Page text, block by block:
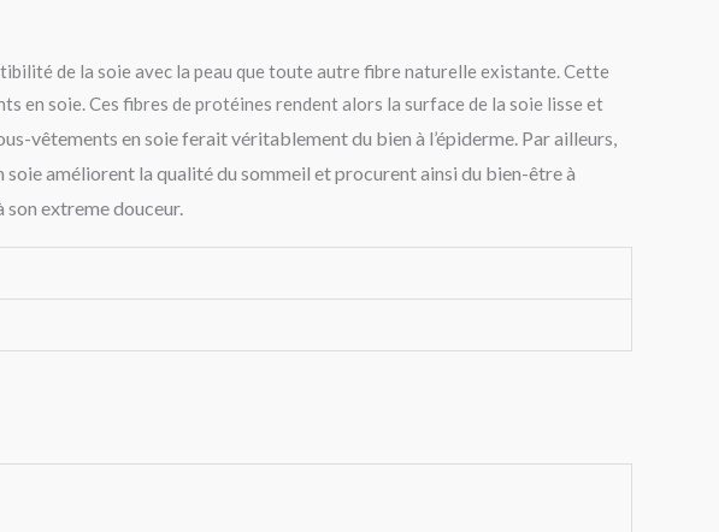
de la soie avec la peau que toute autre fibre naturelle existante. Cette
en soie. Ces fibres de protéines rendent alors la surface de la soie lisse et
vêtements en soie ferait véritablement du bien à l’épiderme. Par ailleurs,
améliorent la qualité du sommeil et procurent ainsi du bien-être à
extreme douceur.